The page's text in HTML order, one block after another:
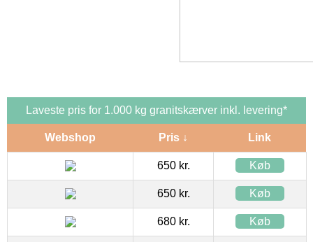
Laveste pris for 1.000 kg granitskærver inkl. levering*
Webshop Pris ↓ Link
650 kr. Køb
650 kr. Køb
680 kr. Køb